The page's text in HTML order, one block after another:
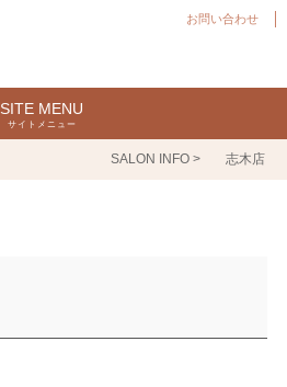
お問い合わせ
SITE MENU
サイトメニュー
SALON INFO > 志木店